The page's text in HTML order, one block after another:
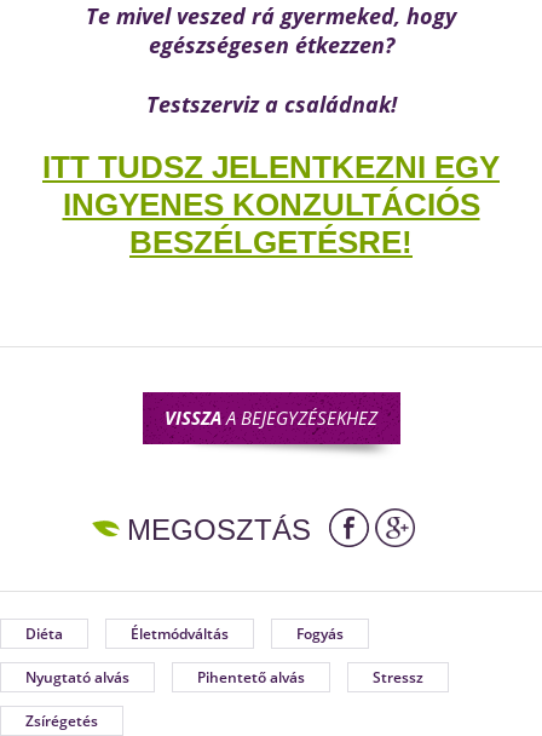
Te mivel veszed rá gyermeked, hogy
egészségesen étkezzen?
Testszerviz a családnak!
ITT TUDSZ JELENTKEZNI EGY
INGYENES KONZULTÁCIÓS
BESZÉLGETÉSRE!
VISSZAA BEJEGYZÉSEKHEZ
MEGOSZTÁS
Diéta Életmódváltás Fogyás
Nyugtató alvás Pihentető alvás Stressz
Zsírégetés